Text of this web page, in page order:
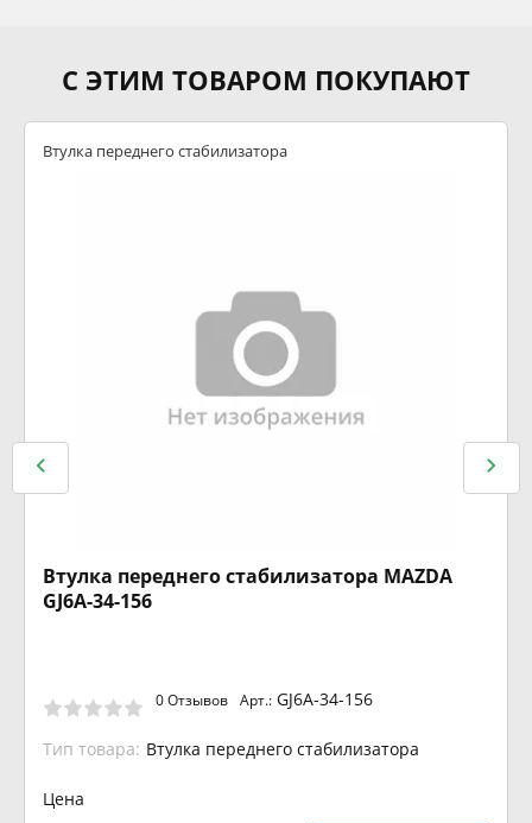
С ЭТИМ ТОВАРОМ ПОКУПАЮТ
Втулка переднего стабилизатора
Втулка переднего стабилизатора MAZDA
GJ6A-34-156
0 Отзывов Арт.: GJ6A-34-156
Тип товара: Втулка переднего стабилизатора
Цена